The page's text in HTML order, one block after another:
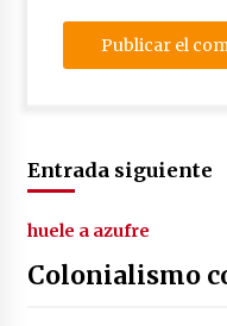
Entrada siguiente
huele a azufre
Colonialismo